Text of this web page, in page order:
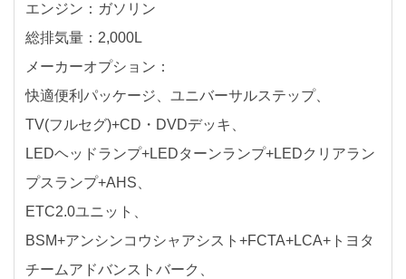
エンジン：ガソリン
総排気量：2,000L
メーカーオプション：
快適便利パッケージ、ユニバーサルステップ、
TV(フルセグ)+CD・DVDデッキ、
LEDヘッドランプ+LEDターンランプ+LEDクリアラン
プスランプ+AHS、
ETC2.0ユニット、
BSM+アンシンコウシャアシスト+FCTA+LCA+トヨタ
チームアドバンストバーク、